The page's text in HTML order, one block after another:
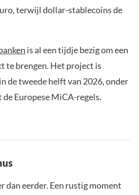
terwijl dollar-stablecoins de
is al een tijdje bezig om een
te brengen. Het project is
de tweede helft van 2026, onder
Europese MiCA-regels.
dan eerder. Een rustig moment